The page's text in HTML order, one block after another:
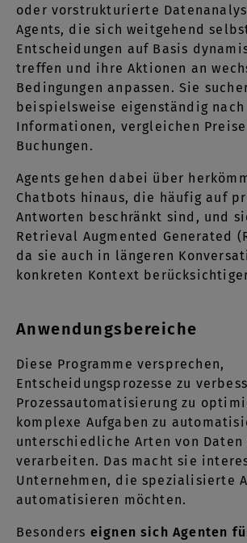
oder vorstrukturierte
Agents, die sich weitgehend
Entscheidungen auf Basis
treffen und ihre Aktionen an
Bedingungen anpassen. Sie
beispielsweise eigenständig nach
Informationen, vergleichen
Buchungen.
Agents gehen dabei über
Chatbots hinaus, die häufig auf
Antworten beschränkt sind, und
Retrieval Augmented Generated
da sie auch in längeren
konkreten Kontext
Anwendungsbereiche
Diese Programme versprechen,
Entscheidungsprozesse zu
Prozessautomatisierung zu
komplexe Aufgaben zu
unterschiedliche Arten von Daten
verarbeiten. Das macht sie
Unternehmen, die spezialisierte
automatisieren möchten.
Besonders eignen sich Agenten